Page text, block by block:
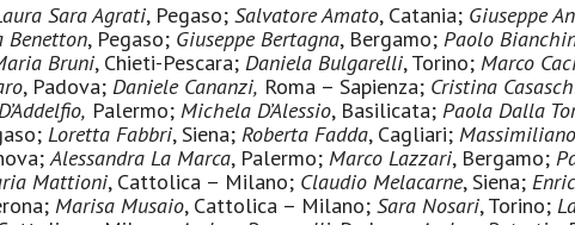
Sara Agrati, Pegaso; Salvatore Amato, Catania; Giuseppe
Benetton, Pegaso; Giuseppe Bertagna, Bergamo; Paolo
Bruni, Chieti-Pescara; Daniela Bulgarelli, Torino; Marco
, Padova; Daniele Cananzi, Roma – Sapienza; Cristina
Palermo; Michela D’Alessio, Basilicata; Paola Dalla
Loretta Fabbri, Siena; Roberta Fadda, Cagliari;
Alessandra La Marca, Palermo; Marco Lazzari, Bergamo;
Mattioni, Cattolica – Milano; Claudio Melacarne, Siena;
Marisa Musaio, Cattolica – Milano; Sara Nosari, Torino;